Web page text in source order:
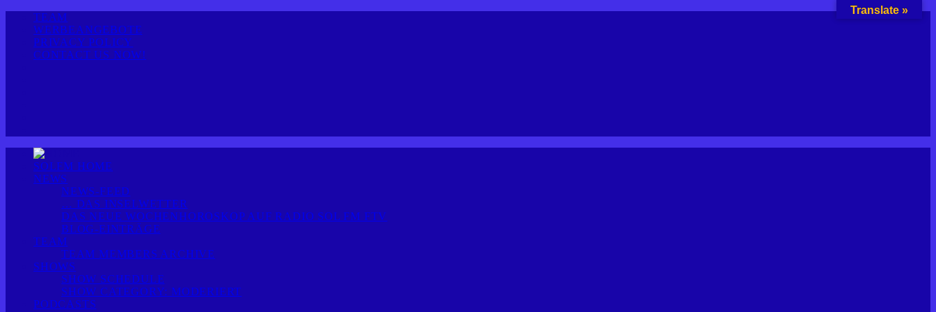
TEAM
WERBEANGEBOTE
PRIVACY POLICY
CONTACT US NOW!
SOLFM HOME
NEWS
NEWS-FEED
… DAS INSELWETTER
DAS NEUE WOCHENHOROSKOP AUF RADIO SOL FM FTV
BLOG-EINTRÄGE
TEAM
TEAM MEMBERS ARCHIVE
SHOWS
SHOW SCHEDULE
SHOW CATEGORY: MODERIERT
PODCASTS
Translate »